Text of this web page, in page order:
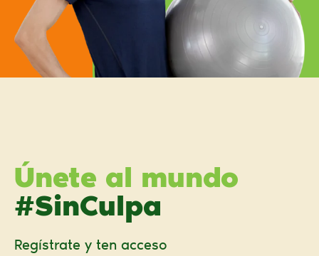
Únete al mundo
#SinCulpa
Regístrate y ten acceso